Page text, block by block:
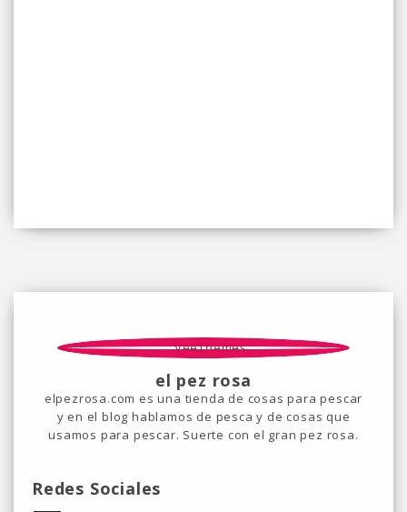
el pez rosa
elpezrosa.com es una tienda de cosas para pescar
y en el blog hablamos de pesca y de cosas que
usamos para pescar. Suerte con el gran pez rosa.
Redes Sociales